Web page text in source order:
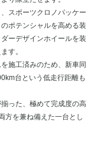
スポーツクロノパッケー
ポテンシャルを高める装
ーデザインホイールを装
す。
施工済みのため、新車同
台という低走行距離も
った、極めて完成度の高
方を兼ね備えた一台とし